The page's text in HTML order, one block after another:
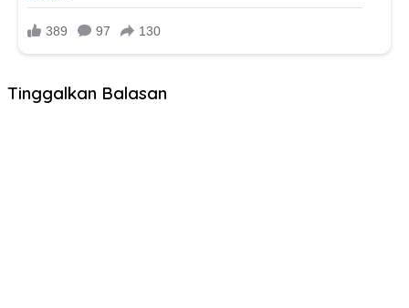
Tinggalkan Balasan